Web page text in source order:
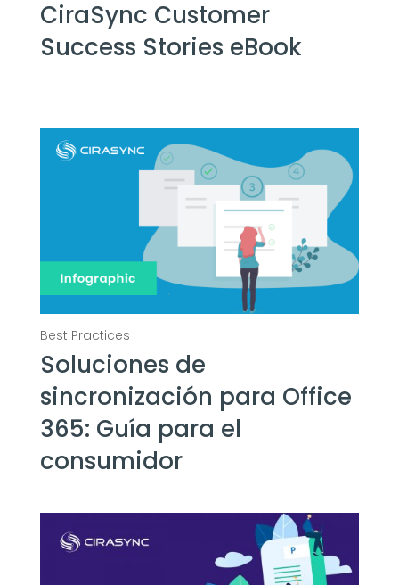
CiraSync Customer
Success Stories eBook
Soluciones de
sincronización para Office
365: Guía para el
consumidor